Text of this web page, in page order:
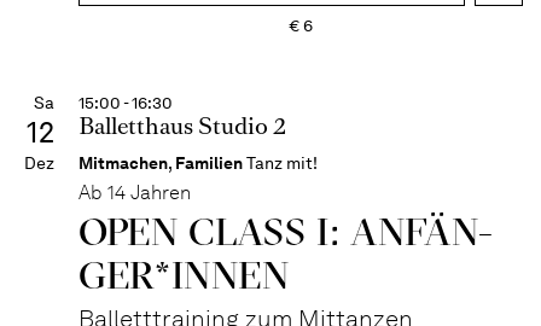
€6
Sa
12
Dez
15:00 - 16:30
Balletthaus Studio 2
Mitmachen, FamilienTanz mit!
Ab 14 Jahren
OPEN CLASS I: ANFÄN­
GER*IN­NEN
Balletttraining zum Mittanzen